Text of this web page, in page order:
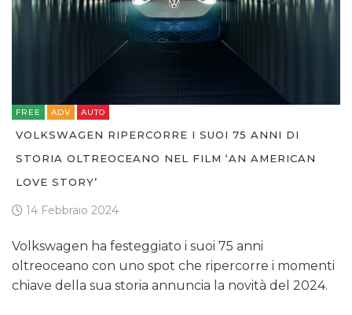
FREE ADV AUTO
VOLKSWAGEN RIPERCORRE I SUOI 75 ANNI DI
STORIA OLTREOCEANO NEL FILM ‘AN AMERICAN
LOVE STORY’
14 Febbraio 2024
Volkswagen ha festeggiato i suoi 75 anni
oltreoceano con uno spot che ripercorre i momenti
chiave della sua storia annuncia la novità del 2024.